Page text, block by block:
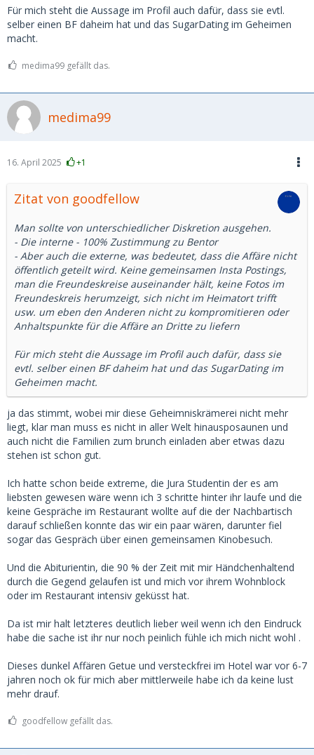
Für mich steht die Aussage im Profil auch dafür, dass sie evtl.
selber einen BF daheim hat und das SugarDating im Geheimen
macht.
medima99 gefällt das.
medima99
16. April 2025 +1
Zitat von goodfellow
Man sollte von unterschiedlicher Diskretion ausgehen.
- Die interne - 100% Zustimmung zu Bentor
- Aber auch die externe, was bedeutet, dass die Affäre nicht
öffentlich geteilt wird. Keine gemeinsamen Insta Postings,
man die Freundeskreise auseinander hält, keine Fotos im
Freundeskreis herumzeigt, sich nicht im Heimatort trifft
usw. um eben den Anderen nicht zu kompromitieren oder
Anhaltspunkte für die Affäre an Dritte zu liefern
Für mich steht die Aussage im Profil auch dafür, dass sie
evtl. selber einen BF daheim hat und das SugarDating im
Geheimen macht.
ja das stimmt, wobei mir diese Geheimniskrämerei nicht mehr
liegt, klar man muss es nicht in aller Welt hinausposaunen und
auch nicht die Familien zum brunch einladen aber etwas dazu
stehen ist schon gut.
Ich hatte schon beide extreme, die Jura Studentin der es am
liebsten gewesen wäre wenn ich 3 schritte hinter ihr laufe und die
keine Gespräche im Restaurant wollte auf die der Nachbartisch
darauf schließen konnte das wir ein paar wären, darunter fiel
sogar das Gespräch über einen gemeinsamen Kinobesuch.
Und die Abiturientin, die 90 % der Zeit mit mir Händchenhaltend
durch die Gegend gelaufen ist und mich vor ihrem Wohnblock
oder im Restaurant intensiv geküsst hat.
Da ist mir halt letzteres deutlich lieber weil wenn ich den Eindruck
habe die sache ist ihr nur noch peinlich fühle ich mich nicht wohl .
Dieses dunkel Affären Getue und versteckfrei im Hotel war vor 6-7
jahren noch ok für mich aber mittlerweile habe ich da keine lust
mehr drauf.
goodfellow gefällt das.